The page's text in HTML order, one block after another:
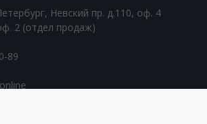
Невский пр. д.110, оф. 4
2 (отдел продаж)
89